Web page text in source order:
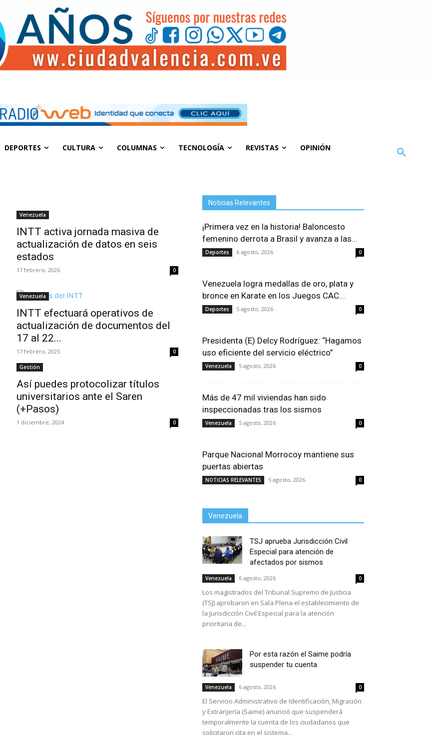
DEPORTES CULTURA COLUMNAS TECNOLOGÍA REVISTAS OPINIÓN
Venezuela
INTT activa jornada masiva de
actualización de datos en seis
estados
17 febrero, 2026 0
Venezuela
INTT efectuará operativos de
actualización de documentos del
17 al 22...
17 febrero, 2025 0
Gestión
Así puedes protocolizar títulos
universitarios ante el Saren
(+Pasos)
1 diciembre, 2024 0
Noticias Relevantes
¡Primera vez en la historia! Baloncesto
femenino derrota a Brasil y avanza a las...
Deportes 6 agosto, 2026 0
Venezuela logra medallas de oro, plata y
bronce en Karate en los Juegos CAC...
Deportes 5 agosto, 2026 0
Presidenta (E) Delcy Rodríguez: “Hagamos
uso eficiente del servicio eléctrico”
Venezuela 5 agosto, 2026 0
Más de 47 mil viviendas han sido
inspeccionadas tras los sismos
Venezuela 5 agosto, 2026 0
Parque Nacional Morrocoy mantiene sus
puertas abiertas
NOTICIAS RELEVANTES 5 agosto, 2026 0
Venezuela
TSJ aprueba Jurisdicción Civil
Especial para atención de
afectados por sismos
Venezuela 6 agosto, 2026 0
Los magistrados del Tribunal Supremo de Justicia
(TSJ) aprobaron en Sala Plena el establecimiento de
la Jurisdicción Civil Especial para la atención
prioritaria de...
Por esta razón el Saime podría
suspender tu cuenta
Venezuela 6 agosto, 2026 0
El Servicio Administrativo de Identificación, Migración
y Extranjería (Saime) anunció que suspenderá
temporalmente la cuenta de los ciudadanos que
solicitaron cita en el sistema...